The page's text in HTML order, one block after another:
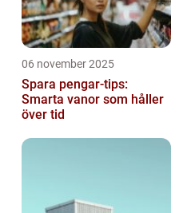
06 november 2025
Spara pengar-tips:
Smarta vanor som håller
över tid